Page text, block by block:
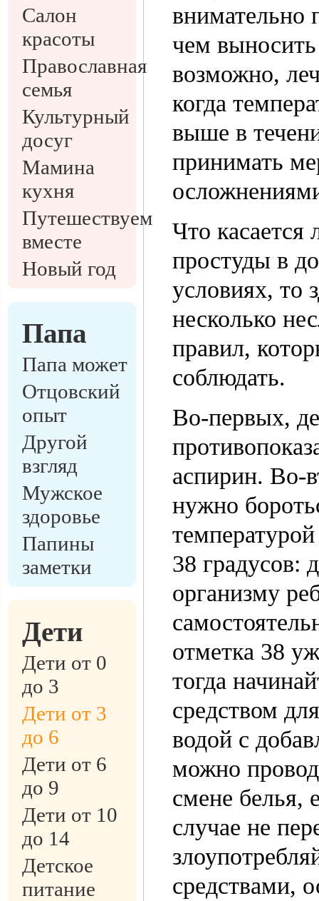
Салон
красоты
Православная
семья
Культурный
досуг
Мамина
кухня
Путешествуем
вместе
Новый год
Папа
Папа может
Отцовский
опыт
Другой
взгляд
Мужское
здоровье
Папины
заметки
Дети
Дети от 0
до 3
Дети от 3
до 6
Дети от 6
до 9
Дети от 10
до 14
Детское
питание
внимательно
чем
возможно,
когда
выше в
принимать
Что касается
простуды в
условиях, то
несколько
правил,
соблюдать.
Во-первых,
аспирин. Во-
нужно
38 градусов:
организму
отметка 38
тогда
средством
водой с
можно
смене белья,
случае не
средствами,